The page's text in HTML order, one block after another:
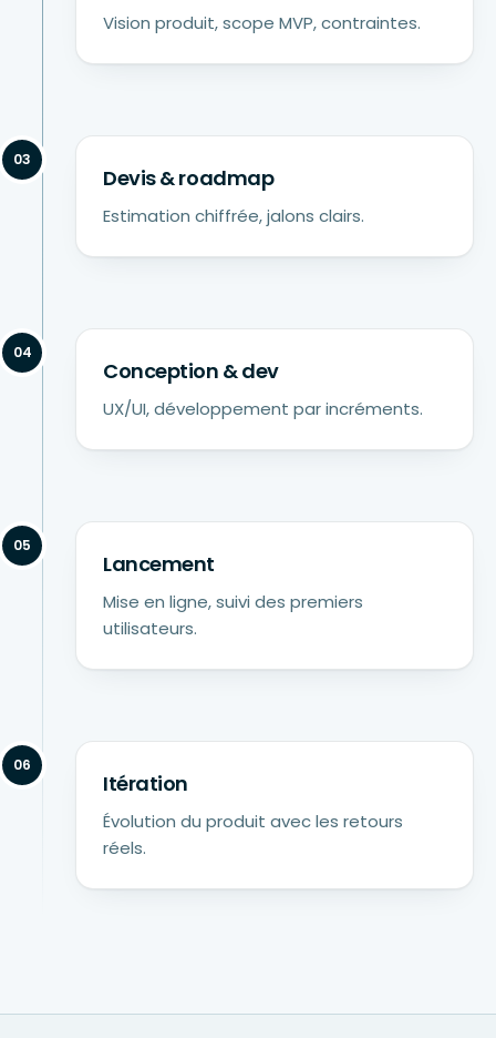
Vision produit, scope MVP, contraintes.
03
Devis & roadmap
Estimation chiffrée, jalons clairs.
04
Conception & dev
UX/UI, développement par incréments.
05
Lancement
Mise en ligne, suivi des premiers
utilisateurs.
06
Itération
Évolution du produit avec les retours
réels.